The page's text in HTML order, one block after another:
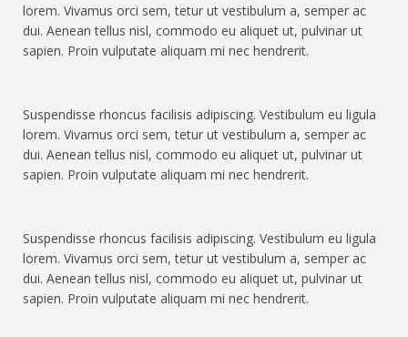
lorem. Vivamus orci sem, tetur ut vestibulum a, semper ac
dui. Aenean tellus nisl, commodo eu aliquet ut, pulvinar ut
sapien. Proin vulputate aliquam mi nec hendrerit.
Suspendisse rhoncus facilisis adipiscing. Vestibulum eu ligula
lorem. Vivamus orci sem, tetur ut vestibulum a, semper ac
dui. Aenean tellus nisl, commodo eu aliquet ut, pulvinar ut
sapien. Proin vulputate aliquam mi nec hendrerit.
Suspendisse rhoncus facilisis adipiscing. Vestibulum eu ligula
lorem. Vivamus orci sem, tetur ut vestibulum a, semper ac
dui. Aenean tellus nisl, commodo eu aliquet ut, pulvinar ut
sapien. Proin vulputate aliquam mi nec hendrerit.